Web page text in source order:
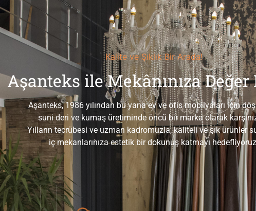
Kalite ve Şıklık Bir Arada!
Aşanteks ile Mekânınıza Değer
Aşanteks, 1986 yılından bu yana ev ve ofis mobilyaları için
suni deri ve kumaş üretiminde öncü bir marka olarak
Yılların tecrübesi ve uzman kadromuzla, kaliteli ve şık ürünler
iç mekanlarınıza estetik bir dokunuş katmayı